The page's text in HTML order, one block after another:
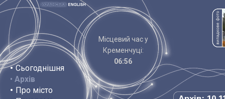
• Сьогоднішня
• Архів
• Про місто
Місцевий час у
Кременчуці:
06:56